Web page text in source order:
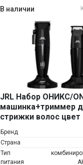
В наличии
JRL Набор ОНИКС/
машинка+триммер
стрижки волос
Бренд
Страна
Тип
питания